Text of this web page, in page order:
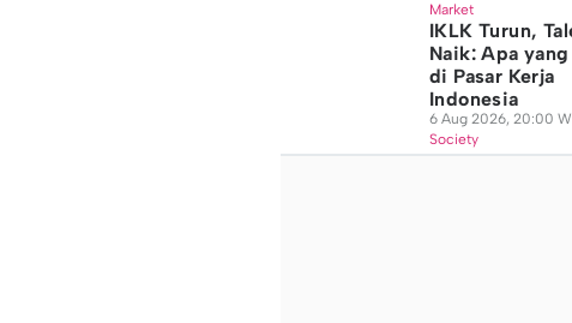
Market
IKLK Turun,
Naik: Apa
di Pasar Kerja
Indonesia
6 Aug 2026, 20:00
Society